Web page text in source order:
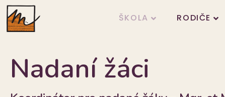
ŠKOLA RODIČE
Nadaní žáci